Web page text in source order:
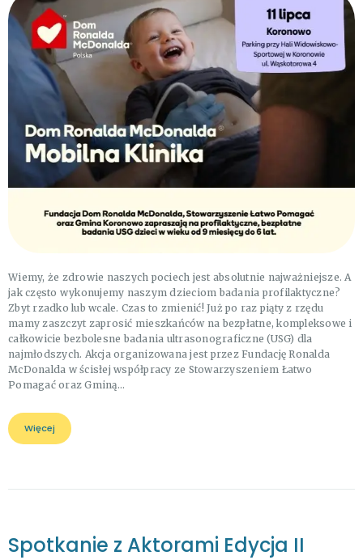
Wiemy, że zdrowie naszych pociech jest absolutnie najważniejsze. A
jak często wykonujemy naszym dzieciom badania profilaktyczne?
Zbyt rzadko lub wcale. Czas to zmienić! Już po raz piąty z rzędu
mamy zaszczyt zaprosić mieszkańców na bezpłatne, kompleksowe i
całkowicie bezbolesne badania ultrasonograficzne (USG) dla
najmłodszych. Akcja organizowana jest przez Fundację Ronalda
McDonalda w ścisłej współpracy ze Stowarzyszeniem Łatwo
Pomagać oraz Gminą…
Więcej
Spotkanie z Aktorami Edycja II